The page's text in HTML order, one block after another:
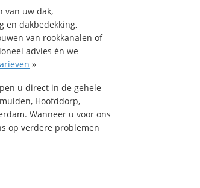
van uw dak,
en dakbedekking,
van rookkanalen of
advies én we
»
u direct in de gehele
Hoofddorp,
Wanneer u voor ons
op verdere problemen